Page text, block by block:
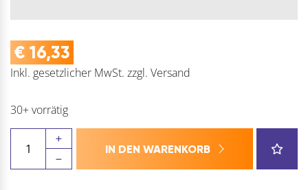
€ 16,33
Inkl. gesetzlicher MwSt. zzgl. Versand
30+ vorrätig
WINKHAUS
Schere
SH.T
IN DEN WARENKORB